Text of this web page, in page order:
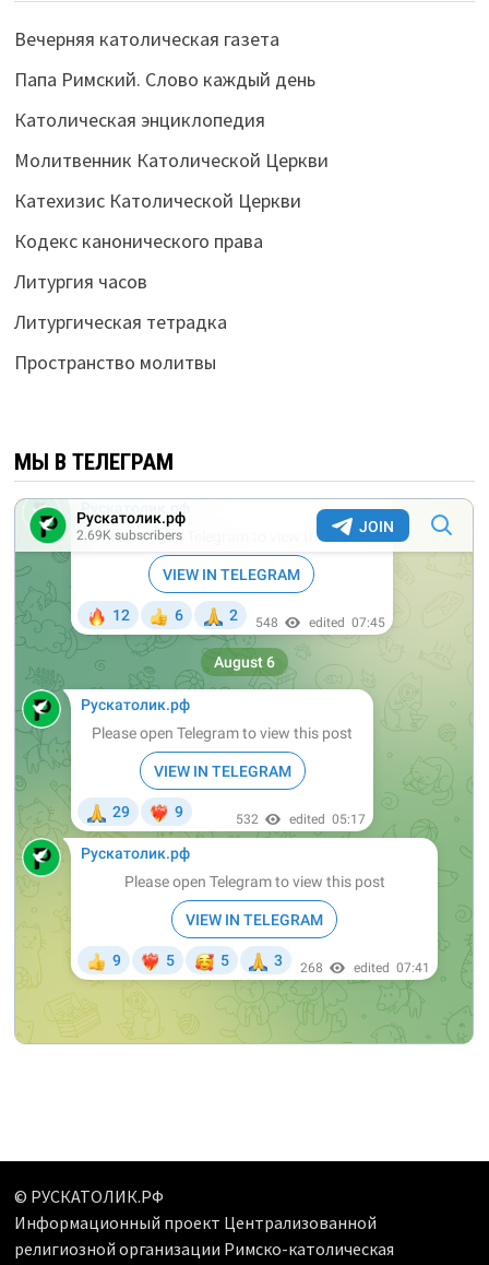
Вечерняя католическая газета
Папа Римский. Слово каждый день
Католическая энциклопедия
Молитвенник Католической Церкви
Катехизис Католической Церкви
Кодекс канонического права
Литургия часов
Литургическая тетрадка
Пространство молитвы
МЫ В ТЕЛЕГРАМ
© РУСКАТОЛИК.РФ
Информационный проект Централизованной
религиозной организации Римско-католическая